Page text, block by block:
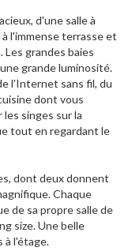
d'une salle à
l'immense terrasse et
Les grandes baies
grande luminosité.
l'Internet sans fil, du
dont vous
singes sur la
tout en regardant le
dont deux donnent
Chaque
de sa propre salle de
size. Une belle
à l'étage.